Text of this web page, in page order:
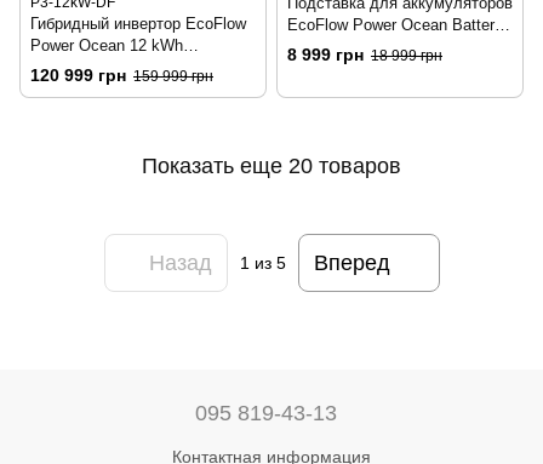
Гибридный инвертор EcoFlow
Power Ocean 12 kWh
трехфазный
120 999 грн 159 999 грн
EcoFlow Power Ocean Battery
Base
8 999 грн 18 999 грн
Показать еще 20 товаров
Назад 1из 5 Вперед
095 819-43-13
Контактная информация